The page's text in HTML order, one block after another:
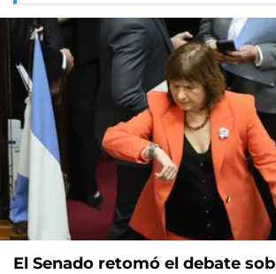
El Senado retomó el debate